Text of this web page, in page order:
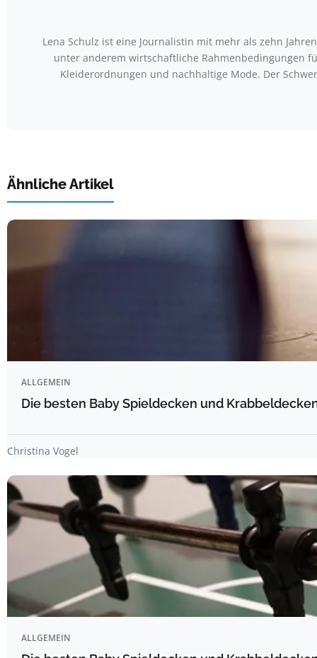
Lena Schulz ist eine Journalistin mit mehr als zehn
unter anderem wirtschaftliche Rahmenbedingungen
Kleiderordnungen und nachhaltige Mode. Der
Ähnliche Artikel
ALLGEMEIN
Die besten Baby Spieldecken und
Christina Vogel
ALLGEMEIN